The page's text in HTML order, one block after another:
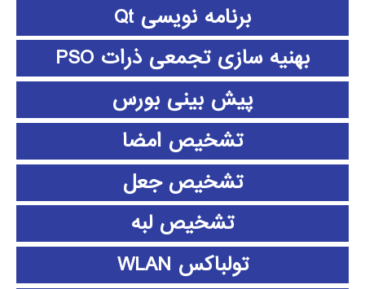
برنامه نویسی Qt
بهنیه سازی تجمعی ذرات PSO
پیش بینی بورس
تشخیص امضا
تشخیص جعل
تشخیص لبه
تولباکس WLAN